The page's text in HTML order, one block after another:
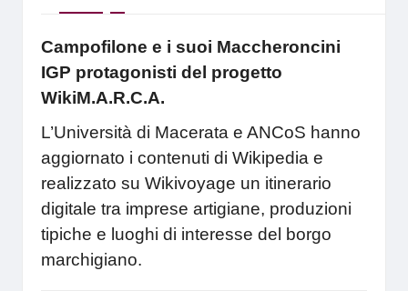
Campofilone e i suoi Maccheroncini
IGP protagonisti del progetto
WikiM.A.R.C.A.
L’Università di Macerata e ANCoS hanno
aggiornato i contenuti di Wikipedia e
realizzato su Wikivoyage un itinerario
digitale tra imprese artigiane, produzioni
tipiche e luoghi di interesse del borgo
marchigiano.